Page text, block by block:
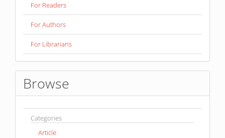
For Readers
For Authors
For Librarians
Browse
Categories
Article